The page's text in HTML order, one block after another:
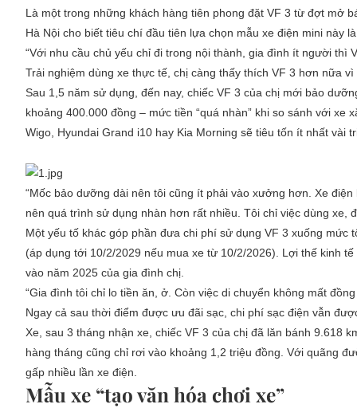
Là một trong những khách hàng tiên phong đặt VF 3 từ đợt mở
Hà Nội cho biết tiêu chí đầu tiên lựa chọn mẫu xe điện mini này
“Với nhu cầu chủ yếu chỉ đi trong nội thành, gia đình ít người thì
Trải nghiệm dùng xe thực tế, chị càng thấy thích VF 3 hơn nữa
Sau 1,5 năm sử dụng, đến nay, chiếc VF 3 của chị mới bảo
khoảng 400.000 đồng – mức tiền “quá nhàn” khi so sánh với
Wigo, Hyundai Grand i10 hay Kia Morning sẽ tiêu tốn ít nhất vài
“Mốc bảo dưỡng dài nên tôi cũng ít phải vào xưởng hơn. Xe
nên quá trình sử dụng nhàn hơn rất nhiều. Tôi chỉ việc dùng xe,
Một yếu tố khác góp phần đưa chi phí sử dụng VF 3 xuống
(áp dụng tới 10/2/2029 nếu mua xe từ 10/2/2026). Lợi thế kinh
vào năm 2025 của gia đình chị.
“Gia đình tôi chỉ lo tiền ăn, ở. Còn việc di chuyển không mất
Ngay cả sau thời điểm được ưu đãi sạc, chi phí sạc điện vẫn
Xe, sau 3 tháng nhận xe, chiếc VF 3 của chị đã lăn bánh 9.618
hàng tháng cũng chỉ rơi vào khoảng 1,2 triệu đồng. Với quãng
gấp nhiều lần xe điện.
Mẫu xe “tạo văn hóa chơi xe”